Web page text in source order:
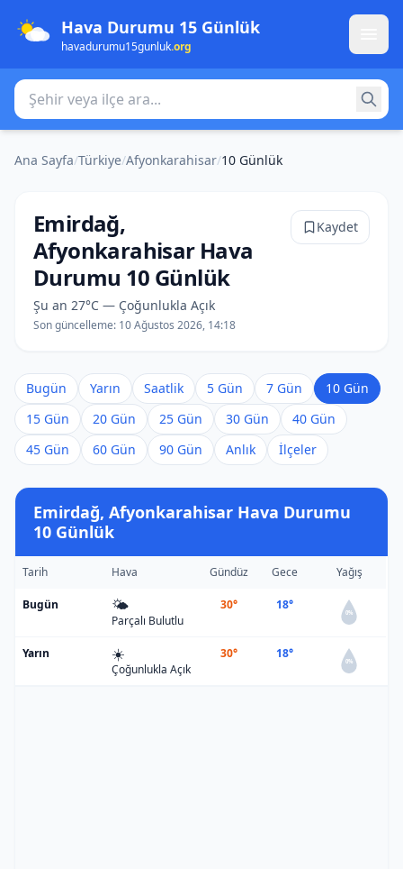
Hava Durumu 15 Günlük
havadurumu15gunluk.org
Şehir veya ilçe ara
Ana Sayfa/Türkiye/Afyonkarahisar/10 Günlük
Emirdağ,
Afyonkarahisar Hava
Durumu 10 Günlük
Şu an 27°C — Çoğunlukla Açık
Son güncelleme: 10 Ağustos 2026, 14:18
Kaydet
Bugün Yarın Saatlik 5 Gün 7 Gün
10 Gün
15 Gün
20 Gün 25 Gün 30 Gün
40 Gün
45 Gün
60 Gün 90 Gün Anlık İlçeler
Emirdağ, Afyonkarahisar Hava Durumu
10 Günlük
Tarih Hava Gündüz Gece Yağış
Bugün 🌤️
Parçalı Bulutlu
30° 18°
0%
Yarın ☀️
Çoğunlukla Açık
30° 18°
0%